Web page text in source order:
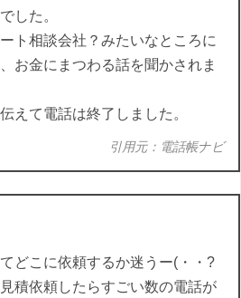
した。
ト相談会社？みたいなところに
お金にまつわる話を聞かされま
えて電話は終了しました。
引用元：電話帳ナビ
どこに依頼するか迷うー(・・?
積依頼したらすごい数の電話が